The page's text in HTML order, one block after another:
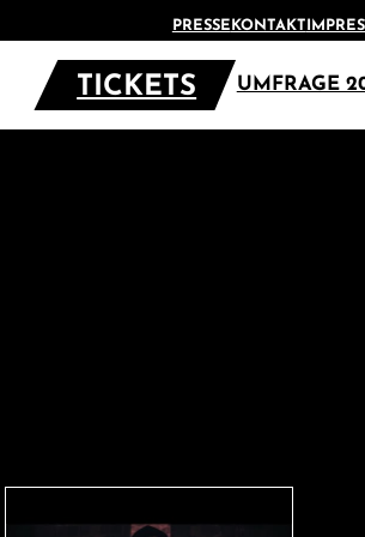
PRESSE KONTAKT
TICKETS UMFRAGE